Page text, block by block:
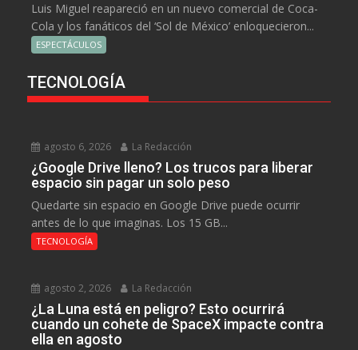
Luis Miguel reapareció en un nuevo comercial de Coca-
Cola y los fanáticos del ‘Sol de México’ enloquecieron...
ESPECTÁCULOS
TECNOLOGÍA
agosto 6, 2026 La Redacción
¿Google Drive lleno? Los trucos para liberar
espacio sin pagar un solo peso
Quedarte sin espacio en Google Drive puede ocurrir
antes de lo que imaginas. Los 15 GB...
TECNOLOGÍA
agosto 2, 2026 La Redacción
¿La Luna está en peligro? Esto ocurrirá
cuando un cohete de SpaceX impacte contra
ella en agosto